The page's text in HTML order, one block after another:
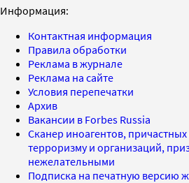
Информация:
Контактная информация
Правила обработки
Реклама в журнале
Реклама на сайте
Условия перепечатки
Архив
Вакансии в Forbes Russia
Сканер иноагентов, причастных
терроризму и организаций,
нежелательными
Подписка на печатную версию